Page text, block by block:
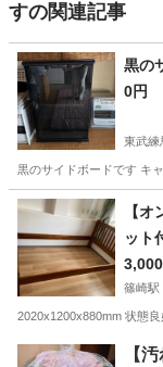
すの関連記事
黒の
0円
東武練
黒のサイドボードです キ
東京 板橋区 東
【
ット
篠崎駅
2020x1200x880mm 状態
東京 江戸川区
【